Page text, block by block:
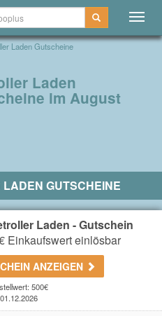
Laden Gutscheine
Laden
im August
GUTSCHEINE
Laden - Gutschein
Einkaufswert einlösbar
ANZEIGEN
500€